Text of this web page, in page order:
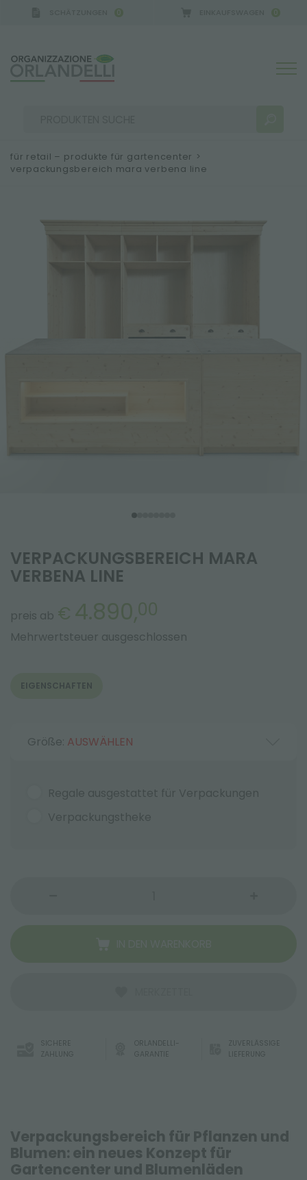
0 0
für retail – produkte für gartencenter >
verpackungsbereich mara verbena line
VERPACKUNGSBEREICH MARA
VERBENA LINE
preis ab € 4.890,00
Mehrwertsteuer ausgeschlossen
EIGENSCHAFTEN
Größe: AUSWÄHLEN
Regale ausgestattet für Verpackungen
Verpackungstheke
SICHERE
ZAHLUNG
ORLANDELLI-
GARANTIE
ZUVERLÄSSIGE
LIEFERUNG
Verpackungsbereich für Pflanzen und
Blumen: ein neues Konzept für
Gartencenter und Blumenläden